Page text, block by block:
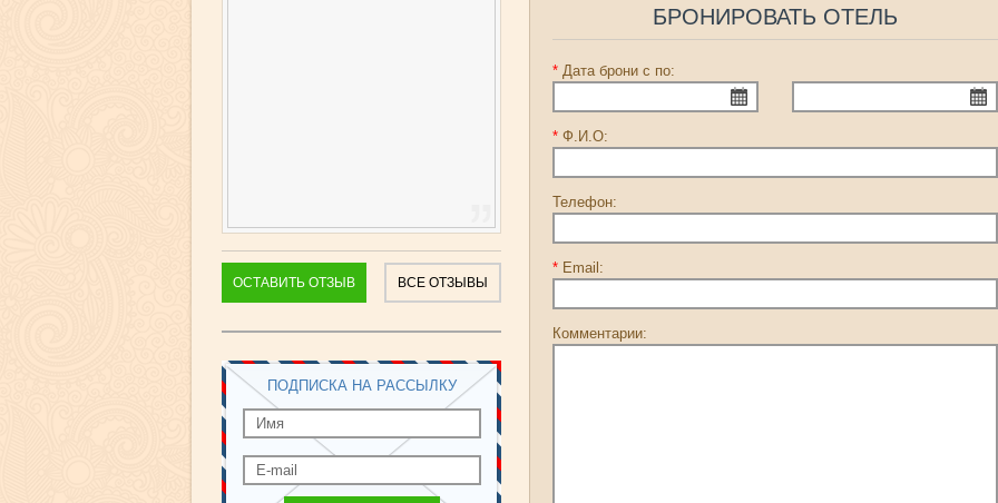
ОСТАВИТЬ ОТЗЫВ ВСЕ ОТЗЫВЫ
ПОДПИСКА НА РАССЫЛКУ
БРОНИРОВАТЬ ОТЕЛЬ
* Дата брони с по:
* Ф.И.О:
Телефон:
* Email:
Комментарии: